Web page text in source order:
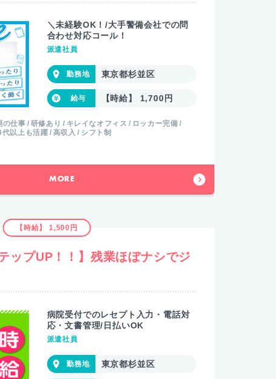
＼未経験OK！/大手警備会社での問
合わせ対応コール！
派遣社員
東京都杉並区
【時給】 1,700円
の仕事 研修あり キレイなオフィス
ロッカー完備
代以上も活躍 高収入 シフト制
MORE
【時給】 1,500円
ップUP！！】残業ほぼナシでジ
病院受付でのレセプト入力・電話対
応・文書管理/日払いOK
派遣社員
東京都杉並区